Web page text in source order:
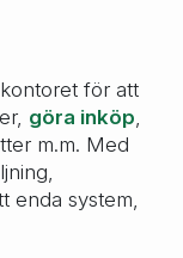
för att
göra inköp
m.m. Med
enda system,